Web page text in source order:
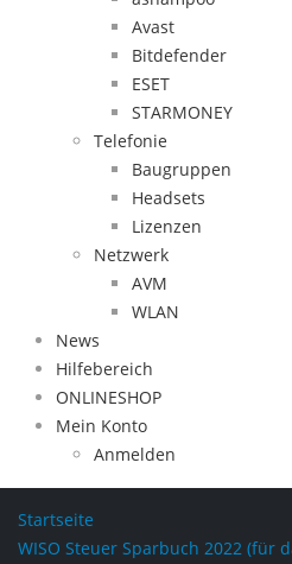
Avast
Bitdefender
ESET
STARMONEY
Telefonie
Baugruppen
Headsets
Lizenzen
Netzwerk
AVM
WLAN
News
Hilfebereich
ONLINESHOP
Mein Konto
Anmelden
Startseite
WISO Steuer Sparbuch 2022 (für